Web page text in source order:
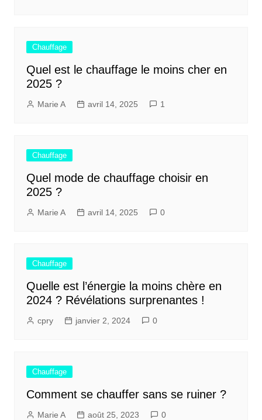
Chauffage
Quel est le chauffage le moins cher en
2025 ?
Marie A avril 14, 2025 1
Chauffage
Quel mode de chauffage choisir en
2025 ?
Marie A avril 14, 2025 0
Chauffage
Quelle est l’énergie la moins chère en
2024 ? Révélations surprenantes !
cpry janvier 2, 2024 0
Chauffage
Comment se chauffer sans se ruiner ?
Marie A août 25, 2023 0